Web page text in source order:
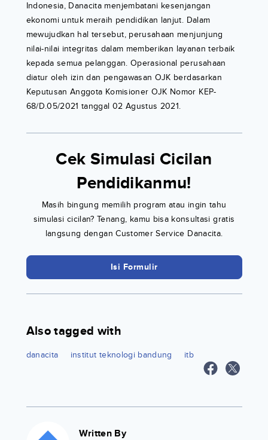
Indonesia, Danacita menjembatani kesenjangan
ekonomi untuk meraih pendidikan lanjut. Dalam
mewujudkan hal tersebut, perusahaan menjunjung
nilai-nilai integritas dalam memberikan layanan terbaik
kepada semua pelanggan. Operasional perusahaan
diatur oleh izin dan pengawasan OJK berdasarkan
Keputusan Anggota Komisioner OJK Nomor KEP-
68/D.05/2021 tanggal 02 Agustus 2021.
Cek Simulasi Cicilan
Pendidikanmu!
Masih bingung memilih program atau ingin tahu
simulasi cicilan? Tenang, kamu bisa konsultasi gratis
langsung dengan Customer Service Danacita.
Isi Formulir
Also tagged with
danacita institut teknologi bandung itb
Written By